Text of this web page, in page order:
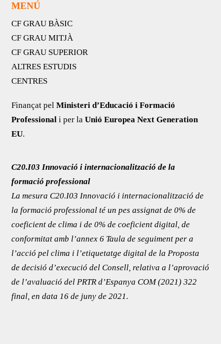
MENÚ
CF GRAU BÀSIC
CF GRAU MITJÀ
CF GRAU SUPERIOR
ALTRES ESTUDIS
CENTRES
Finançat pelMinisteri d’Educació i Formació
Professional i per laUnió Europea Next Generation
EU.
C20.I03 Innovació i internacionalització de la
formació professional
La mesura C20.I03 Innovació i internacionalització de
la formació professional té un pes assignat de 0% de
coeficient de clima i de 0% de coeficient digital, de
conformitat amb l’annex 6 Taula de seguiment per a
l’acció pel clima i l’etiquetatge digital de la Proposta
de decisió d’execució del Consell, relativa a l’aprovació
de l’avaluació del PRTR d’Espanya COM (2021) 322
final, en data 16 de juny de 2021.